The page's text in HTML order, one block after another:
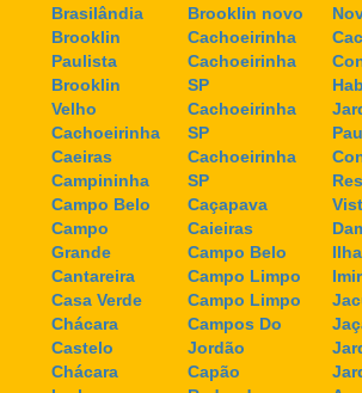
Brasilândia
Brooklin
Paulista
Brooklin
Velho
Cachoeirinha
Caeiras
Campininha
Campo Belo
Campo
Grande
Cantareira
Casa Verde
Chácara
Castelo
Chácara
Brooklin novo
Cachoeirinha
Cachoeirinha
SP
Cachoeirinha
SP
Cachoeirinha
SP
Caçapava
Caieiras
Campo Belo
Campo Limpo
Campo Limpo
Campos Do
Jordão
Capão